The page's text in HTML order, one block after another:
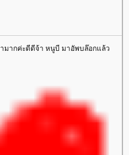
มากค่ะดีดีจ้า หนูบี มาอัพบล๊อกแล้ว